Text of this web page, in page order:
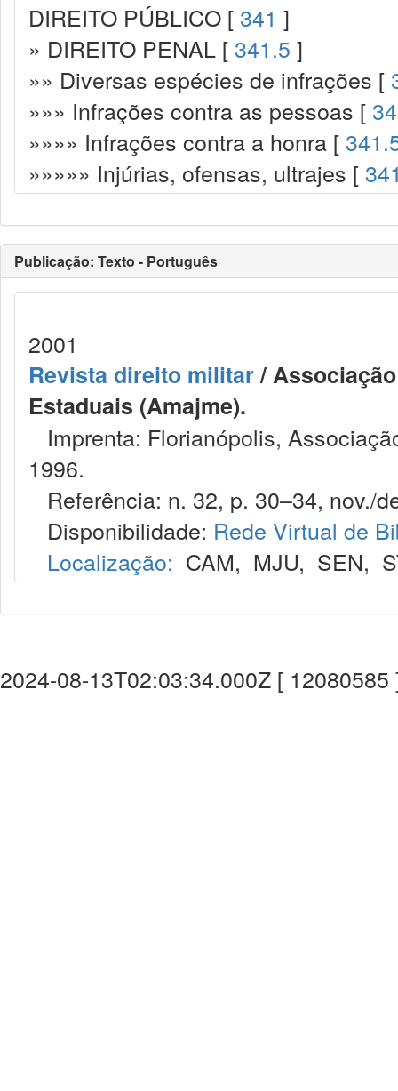
DIREITO PÚBLICO [ 341 ]
» DIREITO PENAL [ 341.5 ]
»» Diversas espécies de infrações [
»»» Infrações contra as pessoas [
»»»» Infrações contra a honra [
»»»»» Injúrias, ofensas, ultrajes [
Publicação: Texto - Português
2001
Revista direito militar/
Estaduais (Amajme).
Imprenta: Florianópolis,
1996.
Referência: n. 32, p. 30–34, nov./
Disponibilidade: Rede Virtual de
Localização: CAM, MJU, SEN,
2024-08-13T02:03:34.000Z [ 12080585